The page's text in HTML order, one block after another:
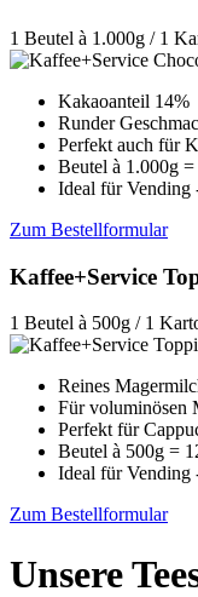
1 Beutel à 1.000g / 1
Kakaoanteil 14%
Runder
Perfekt auch für
Beutel à 1.000g =
Ideal für Vending
Zum Bestellformular
Kaffee+Service
1 Beutel à 500g / 1
Reines
Für voluminösen
Perfekt für
Beutel à 500g =
Ideal für Vending
Zum Bestellformular
Unsere